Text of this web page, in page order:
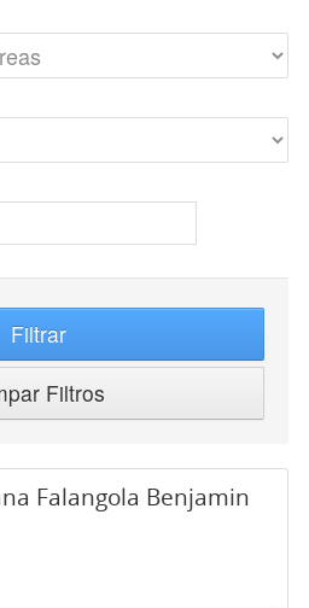
Filtrar
Filtros
Falangola Benjamin